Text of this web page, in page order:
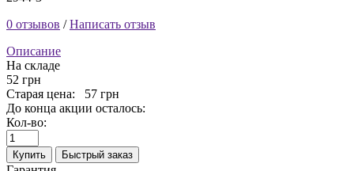
0 отзывов /Написать отзыв
Описание
На складе
52 грн
Старая цена:
57 грн
До конца акции осталось:
Кол-во:
Купить Быстрый заказ